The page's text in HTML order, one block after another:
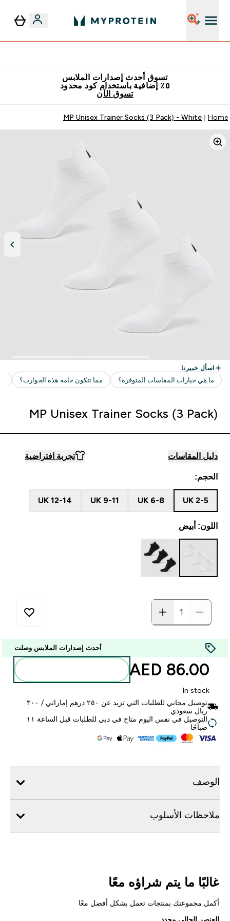
تسوق أحدث إصدارات الملابس
٥٪ إضافية باستخدام كود محدود
تسوق الآن
Home
MP Unisex Trainer Socks (3 Pack) - White
MP Unisex Trainer Socks (3 Pack)
دليل المقاسات تجربة افتراضية
الحجم:
UK 2-5
UK 6-8
UK 9-11
UK 12-14
اللون: أبيض
أحدث إصدارات الملابس وصلت
86.00 AED‎
In stock
توصيل مجاني للطلبات التي تزيد عن ٢٥٠ درهم إماراتي / ٣٠٠
ريال سعودي
التوصيل في نفس اليوم متاح في دبي للطلبات قبل الساعة ١١
صباحًا
الوصف
ملاحظات الأسلوب
غالبًا ما يتم شراؤه معًا
أكمل مجموعتك بمنتجات تعمل بشكل أفضل معًا
العنصر الحالي محدد